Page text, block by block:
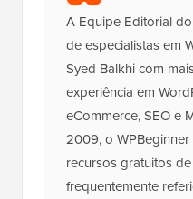
Divulgação:Nosso
significa que se você
poderemos ganhar uma
WPBeginner é financiado,
você pode nos apoiar.
editorial.